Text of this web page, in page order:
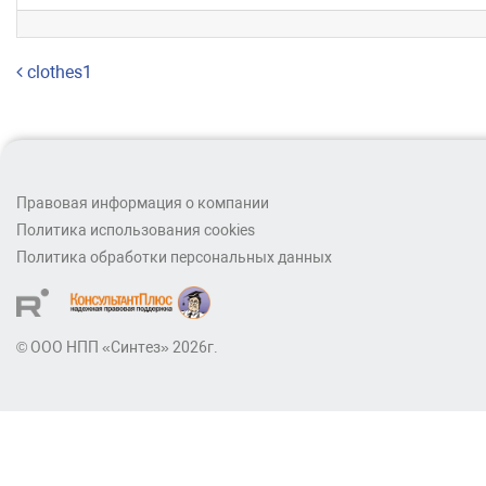
Навигация по записям
clothes1
Правовая информация о компании
Политика использования cookies
Политика обработки персональных данных
© ООО НПП «Синтез» 2026г.